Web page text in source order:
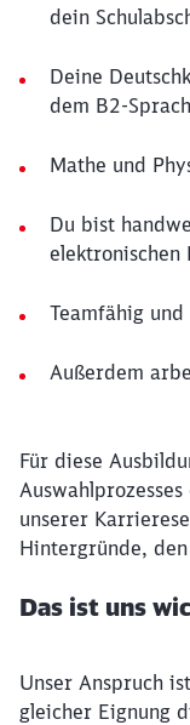
dein
Deine
dem B2-
Mathe und
Du bist
elektronischen
Teamfähig
Außerdem
Für diese
unserer
Hintergründe,
Das ist uns
Unser Anspruch
gleicher Eignung